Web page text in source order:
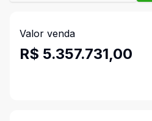
Valor venda
R$ 5.357.731,00